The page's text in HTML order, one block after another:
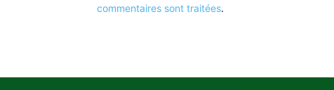
commentaires sont traitées.